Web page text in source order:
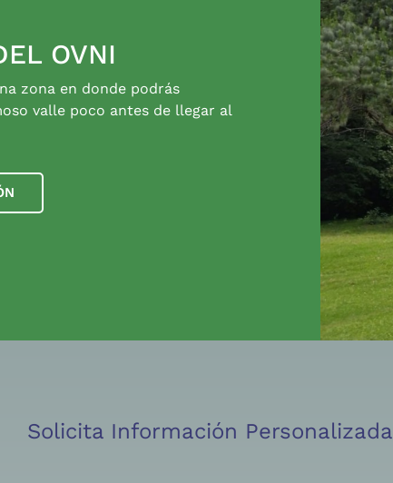
OVNI
zona en donde podrás
valle poco antes de llegar al
Solicita Información Personalizada